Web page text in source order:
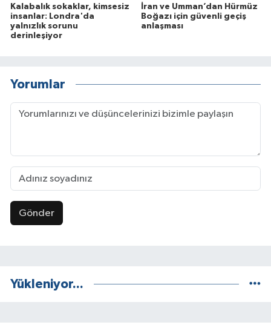
Kalabalık sokaklar, kimsesiz
insanlar: Londra'da
yalnızlık sorunu
derinleşiyor
İran ve Umman’dan Hürmüz
Boğazı için güvenli geçiş
anlaşması
Yorumlar
Gönder
Yükleniyor...